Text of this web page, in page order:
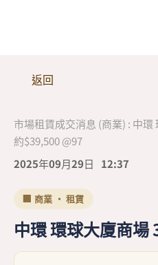
返回
市場租賃成交消息 (商業) : 中
約$39,500 @97
2025年09月29日
12:37
🏢 商業 · 租賃
中環 環球大廈商場